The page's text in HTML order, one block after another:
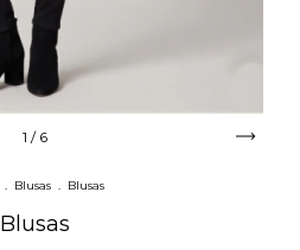
1 / 6
. Blusas . Blusas
Blusas